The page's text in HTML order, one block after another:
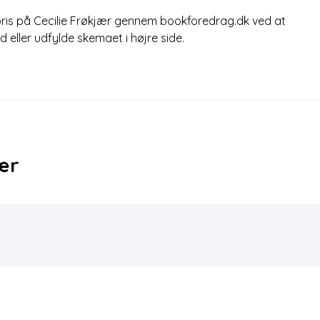
på Cecilie Frøkjær gennem bookforedrag.dk ved at
eller udfylde skemaet i højre side.